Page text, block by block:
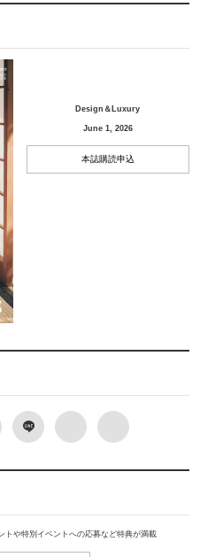
Design＆Luxury
June 1, 2026
本誌購読申込
トや特別イベントへの応募など特典が満載